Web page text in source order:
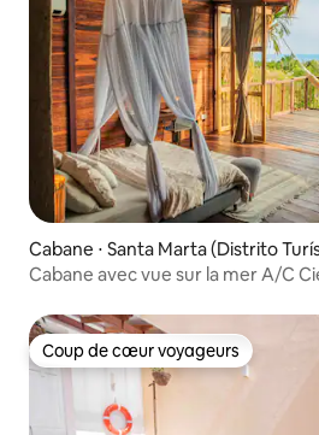
Cabane ⋅ Santa Marta (Distrito
al E Histórico)
Cabane avec vue sur la mer A/C
Coup de cœur voyageurs
Coup de cœur voyageurs